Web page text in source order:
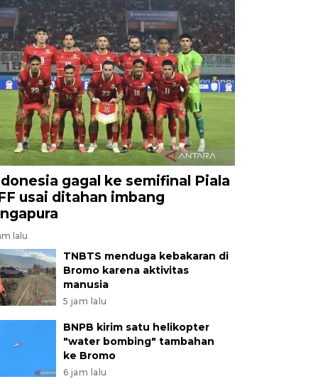
gagal ke semifinal Piala
usai ditahan imbang
lalu
TNBTS menduga kebakaran di
Bromo karena aktivitas
manusia
5 jam lalu
BNPB kirim satu helikopter
"water bombing" tambahan
ke Bromo
6 jam lalu